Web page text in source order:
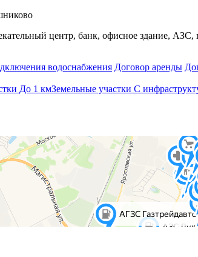
центр, банк, офисное здание,
водоснабжения Договор аренды
До 1 кмЗемельные участки С